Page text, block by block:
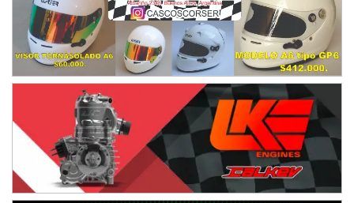
Ciudad de Avellaneda (Asfalto)
Avellaneda (Santa Fe)
SUR SANTAFESINO - F4
José Samuel Sánchez (Tierra)
Rufino (Santa Fe)
TUCUMANO - F5
Juan Navarro (Asfalto)
El Timbó (Tucumán)